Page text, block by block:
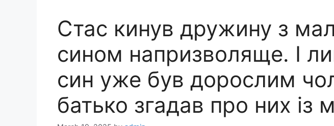
Стас кинув дружину з
сином напризволяще. І
син уже був дорослим
батько згадав про них із